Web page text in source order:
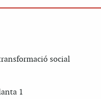
social
1